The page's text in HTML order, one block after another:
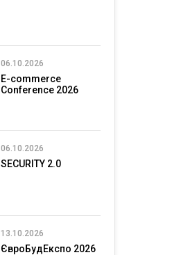
06.10.2026
E-commerce
Conference 2026
06.10.2026
SECURITY 2.0
13.10.2026
ЄвроБудЕкспо 2026